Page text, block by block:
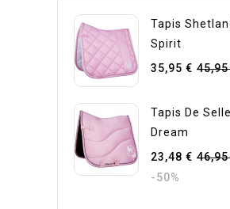
Tapis
Spirit
35,95 €
Tapis De
Dream
23,48 €
-50%